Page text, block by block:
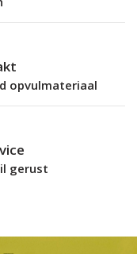
opvulmateriaal
gerust